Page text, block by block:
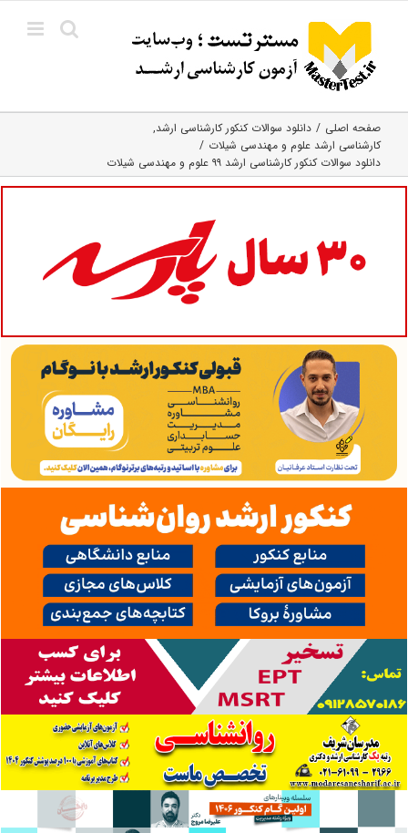
content
صفحه اصلی
دانلود سوالات کنکور کارشناسی ارشد
کارشناسی ارشد علوم و مهندسی شیلات
دانلود سوالات کنکور کارشناسی ارشد ۹۹ علوم و مهندسی شیلات